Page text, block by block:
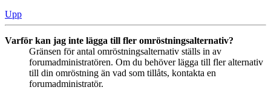
Upp
Varför kan jag inte lägga till fler omröstningsalternativ?
Gränsen för antal omröstningsalternativ ställs in av
forumadministratören. Om du behöver lägga till fler alternativ
till din omröstning än vad som tillåts, kontakta en
forumadministratör.